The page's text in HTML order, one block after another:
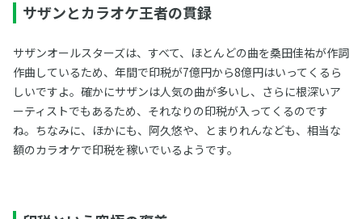
サザンとカラオケ王者の貫録
サザンオールスターズは、すべて、ほとんどの曲を桑田佳祐が作詞
作曲しているため、年間で印税が7億円から8億円はいってくるら
しいですよ。確かにサザンは人気の曲が多いし、さらに根深いア
ーティストでもあるため、それなりの印税が入ってくるのです
ね。ちなみに、ほかにも、阿久悠や、とまりれんなども、相当な
額のカラオケで印税を稼いでいるようです。